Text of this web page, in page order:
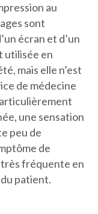
au
sont
écran et d’un
utilisée en
mais elle n’est
de médecine
une sensation
peu de
de
fréquente en
patient.